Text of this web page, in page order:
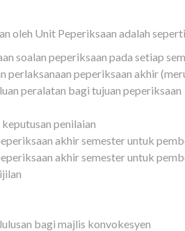
oleh Unit Peperiksaan adalah
soalan peperiksaan pada setiap
peperiksaan akhir
peralatan bagi tujuan peperiksaan
penilaian
akhir semester untuk
akhir semester untuk
bagi majlis konvokesyen